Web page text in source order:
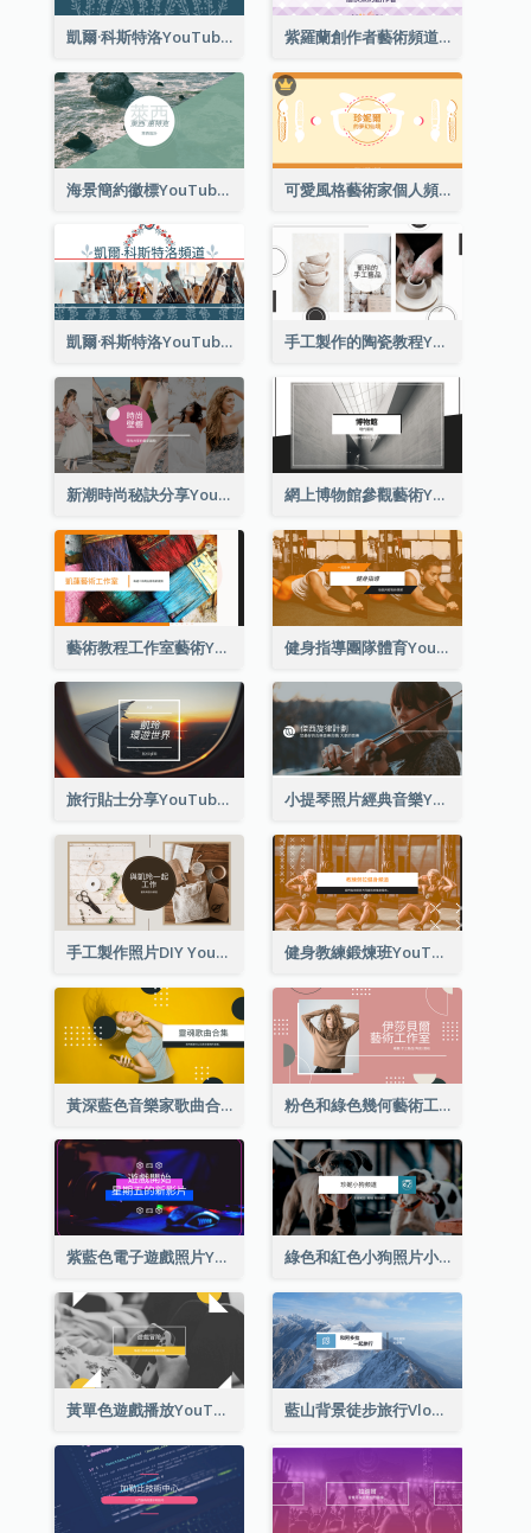
凱爾·科斯特洛YouTube頻道圖片2 紫羅蘭創作者藝術頻道Youtube頻道圖片
海景簡約徽標YouTube頻道圖片 可愛風格藝術家個人頻道標誌Youtube頻道圖片
凱爾·科斯特洛YouTube頻道圖片 手工製作的陶瓷教程YouTube頻道圖片
新潮時尚秘訣分享YouTube頻道圖片 網上博物館參觀藝術YouTube頻道圖片
藝術教程工作室藝術YouTube頻道圖片 健身指導團隊體育YouTube頻道圖片
旅行貼士分享YouTube頻道圖片 小提琴照片經典音樂YouTube頻道圖片
手工製作照片DIY YouTube頻道圖片 健身教練鍛煉班YouTube頻道圖片
黃深藍色音樂家歌曲合集YouTube頻道圖片 粉色和綠色幾何藝術工作室YouTube頻道圖片
紫藍色電子遊戲照片YouTube頻道圖片 綠色和紅色小狗照片小狗影音網誌 YouTube頻道圖片
黃單色遊戲播放YouTube頻道圖片 藍山背景徒步旅行Vlog YouTube頻道圖片